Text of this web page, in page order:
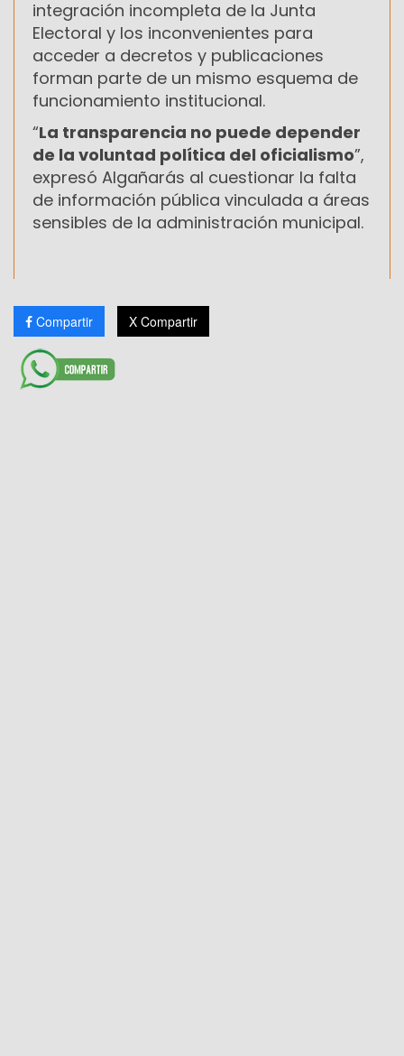
integración incompleta de la Junta
Electoral y los inconvenientes para
acceder a decretos y publicaciones
forman parte de un mismo esquema de
funcionamiento institucional.
“La transparencia no puede depender
de la voluntad política del oficialismo”,
expresó Algañarás al cuestionar la falta
de información pública vinculada a áreas
sensibles de la administración municipal.
Compartir X Compartir